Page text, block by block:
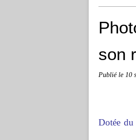
son
Publié le 10
Dotée du